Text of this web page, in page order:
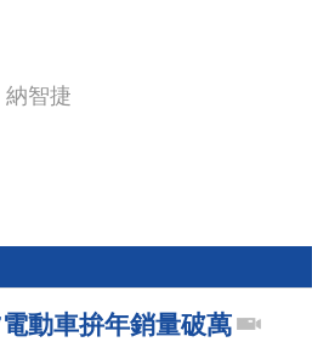
納智捷
動車拚年銷量破萬